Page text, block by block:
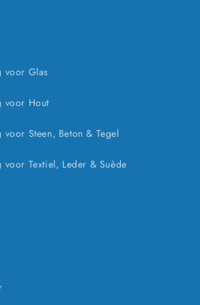
voor Glas
voor Hout
Steen, Beton & Tegel
Textiel, Leder & Suède